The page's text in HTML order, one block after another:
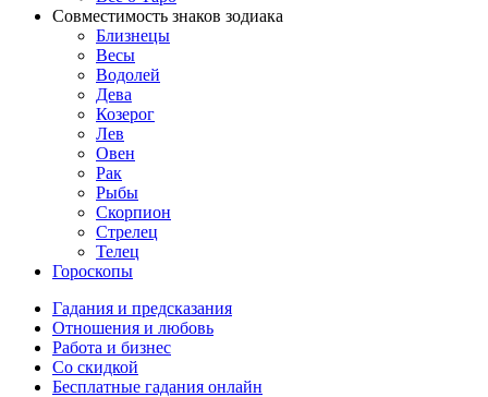
Совместимость знаков зодиака
Близнецы
Весы
Водолей
Дева
Козерог
Лев
Овен
Рак
Рыбы
Скорпион
Стрелец
Телец
Гороскопы
Гадания и предсказания
Отношения и любовь
Работа и бизнес
Со скидкой
Бесплатные гадания онлайн